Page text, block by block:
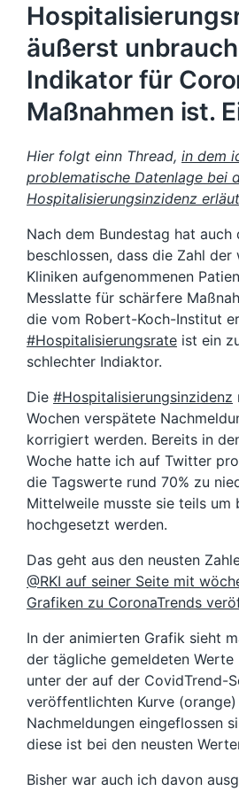
äußerst
Indikator für
Maßnahmen ist.
Hier folgt einn Thread, in dem
problematische Datenlage bei
Hospitalisierungsinzidenz
Nach dem Bundestag hat auch
beschlossen, dass die Zahl der
Kliniken aufgenommenen
Messlatte für schärfere
die vom Robert-Koch-Institut
#Hospitalisierungsrate ist ein
schlechter Indiaktor.
Die #Hospitalisierungsinzidenz
Wochen verspätete
korrigiert werden. Bereits in
Woche hatte ich auf Twitter
die Tagswerte rund 70% zu
Mittelweile musste sie teils um
hochgesetzt werden.
Das geht aus den neusten
@RKI auf seiner Seite mit
Grafiken zu CoronaTrends
In der animierten Grafik sieht
der tägliche gemeldeten
unter der auf der CovidTrend-
veröffentlichten Kurve
Nachmeldungen eingeflossen
diese ist bei den neusten
Bisher war auch ich davon